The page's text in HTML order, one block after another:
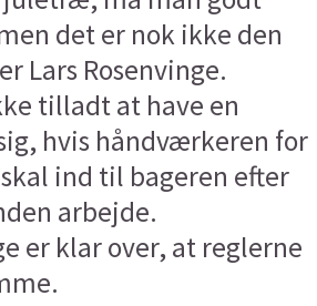
det er nok ikke den
Lars Rosenvinge.
tilladt at have en
hvis håndværkeren for
ind til bageren efter
arbejde.
er klar over, at reglerne